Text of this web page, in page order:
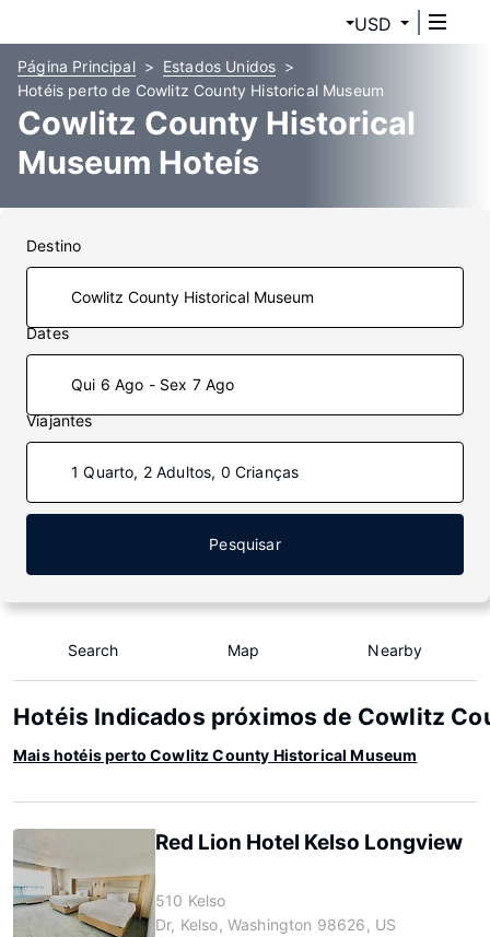
USD
Página Principal
Estados Unidos
Hotéis perto de Cowlitz County Historical Museum
Cowlitz County Historical
Museum Hoteís
Destino
Dates
Qui 6 Ago - Sex 7 Ago
Viajantes
1 Quarto, 2 Adultos, 0 Crianças
Pesquisar
Search Map Nearby
Hotéis Indicados próximos de Cowlitz
Mais hotéis perto Cowlitz County Historical Museum
Red Lion Hotel Kelso Longview
510 Kelso
Dr, Kelso, Washington 98626, US